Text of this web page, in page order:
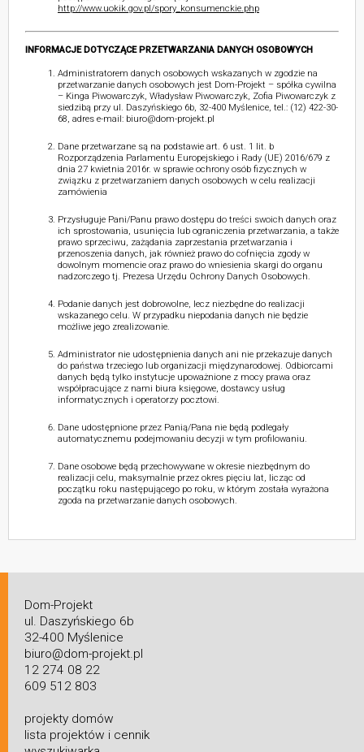
http://www.uokik.gov.pl/spory_konsumenckie.php
INFORMACJE DOTYCZĄCE PRZETWARZANIA DANYCH OSOBOWYCH
Administratorem danych osobowych wskazanych w zgodzie na
przetwarzanie danych osobowych jest Dom-Projekt – spółka cywilna
– Kinga Piwowarczyk, Władysław Piwowarczyk, Zofia Piwowarczyk z
siedzibą przy ul. Daszyńskiego 6b, 32-400 Myślenice, tel.: (12) 422-30-
68, adres e-mail: biuro@dom-projekt.pl
Dane przetwarzane są na podstawie art. 6 ust. 1 lit. b
Rozporządzenia Parlamentu Europejskiego i Rady (UE) 2016/679 z
dnia 27 kwietnia 2016r. w sprawie ochrony osób fizycznych w
związku z przetwarzaniem danych osobowych w celu realizacji
zamówienia
Przysługuje Pani/Panu prawo dostępu do treści swoich danych oraz
ich sprostowania, usunięcia lub ograniczenia przetwarzania, a także
prawo sprzeciwu, zażądania zaprzestania przetwarzania i
przenoszenia danych, jak również prawo do cofnięcia zgody w
dowolnym momencie oraz prawo do wniesienia skargi do organu
nadzorczego tj. Prezesa Urzędu Ochrony Danych Osobowych.
Podanie danych jest dobrowolne, lecz niezbędne do realizacji
wskazanego celu. W przypadku niepodania danych nie będzie
możliwe jego zrealizowanie.
Administrator nie udostępnienia danych ani nie przekazuje danych
do państwa trzeciego lub organizacji międzynarodowej. Odbiorcami
danych będą tylko instytucje upoważnione z mocy prawa oraz
współpracujące z nami biura księgowe, dostawcy usług
informatycznych i operatorzy pocztowi.
Dane udostępnione przez Panią/Pana nie będą podlegały
automatycznemu podejmowaniu decyzji w tym profilowaniu.
Dane osobowe będą przechowywane w okresie niezbędnym do
realizacji celu, maksymalnie przez okres pięciu lat, licząc od
początku roku następującego po roku, w którym została wyrażona
zgoda na przetwarzanie danych osobowych.
Dom-Projekt
ul. Daszyńskiego 6b
32-400 Myślenice
biuro@dom-projekt.pl
12 274 08 22
609 512 803
projekty domów
lista projektów i cennik